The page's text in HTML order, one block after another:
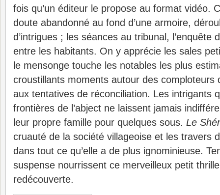
fois qu’un éditeur le propose au format vidéo.
doute abandonné au fond d’une armoire,
d’intrigues ; les séances au tribunal, l’enquête
entre les habitants. On y apprécie les sales
le mensonge touche les notables les plus
croustillants moments autour des comploteurs
aux tentatives de réconciliation. Les intrigants
frontières de l’abject ne laissent jamais
leur propre famille pour quelques sous. Le
cruauté de la société villageoise et les travers
dans tout ce qu’elle a de plus ignominieuse.
suspense nourrissent ce merveilleux petit
redécouverte.